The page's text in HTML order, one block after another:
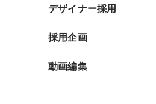
デザイナー採用
採用企画
動画編集